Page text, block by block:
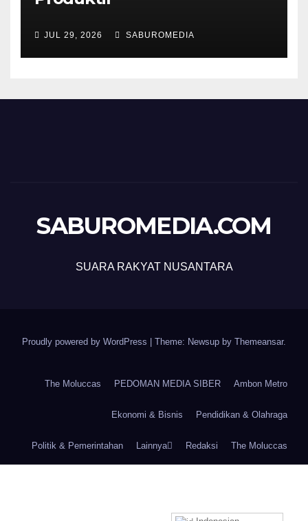
JUL 29, 2026 SABUROMEDIA
SABUROMEDIA.COM
SUARA RAKYAT NUSANTARA
Proudly powered by WordPress Theme: Newsup by Themeansar.
The Moluccas PEDOMAN MEDIA SIBER Ambon Metro
Ekonomi & Bisnis Pendidikan & Olahraga
Politik & Pemerintahan Lainnya Redaksi The Moluccas